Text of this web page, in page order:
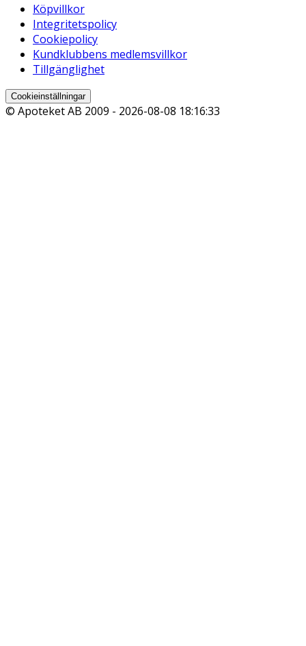
Köpvillkor
Integritetspolicy
Cookiepolicy
Kundklubbens medlemsvillkor
Tillgänglighet
Cookieinställningar
© Apoteket AB 2009 - 2026-08-08 18:16:33